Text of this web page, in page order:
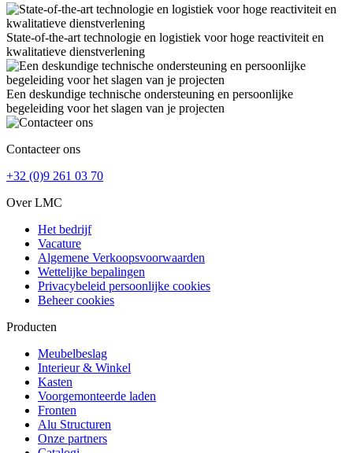
State-of-the-art technologie en logistiek voor hoge reactiviteit en
kwalitatieve dienstverlening
Een deskundige technische ondersteuning en persoonlijke
begeleiding voor het slagen van je projecten
Contacteer ons
+32 (0)9 261 03 70
Over LMC
Het bedrijf
Vacature
Algemene Verkoopsvoorwaarden
Wettelijke bepalingen
Privacybeleid persoonlijke cookies
Beheer cookies
Producten
Meubelbeslag
Interieur & Winkel
Kasten
Voorgemonteerde laden
Fronten
Alu Structuren
Onze partners